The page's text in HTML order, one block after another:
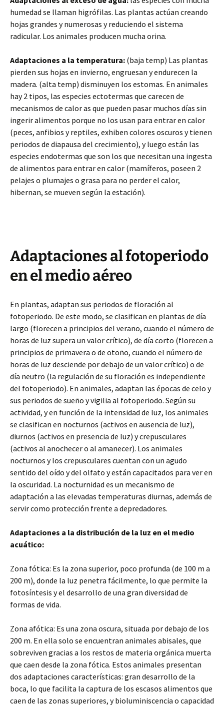
humedad se llaman higrófilas. Las plantas actúan creando
hojas grandes y numerosas y reduciendo el sistema
radicular. Los animales producen mucha orina.
Adaptaciones a la temperatura: (baja temp) Las plantas
pierden sus hojas en invierno, engruesan y endurecen la
madera. (alta temp) disminuyen los estomas. En animales
hay 2 tipos, las especies ectotermas que carecen de
mecanismos de calor as que pueden pasar muchos días sin
ingerir alimentos porque no los usan para entrar en calor
(peces, anfibios y reptiles, exhiben colores oscuros y tienen
periodos de diapausa del crecimiento), y luego están las
especies endotermas que son los que necesitan una ingesta
de alimentos para entrar en calor (mamíferos, poseen 2
pelajes o plumajes o grasa para no perder el calor,
hibernan, se mueven según la estación).
Adaptaciones al fotoperiodo
en el medio aéreo
En plantas, adaptan sus periodos de floración al
fotoperiodo. De este modo, se clasifican en plantas de día
largo (florecen a principios del verano, cuando el número de
horas de luz supera un valor crítico), de día corto (florecen a
principios de primavera o de otoño, cuando el número de
horas de luz desciende por debajo de un valor crítico) o de
día neutro (la regulación de su floración es independiente
del fotoperiodo). En animales, adaptan las épocas de celo y
sus periodos de sueño y vigilia al fotoperiodo. Según su
actividad, y en función de la intensidad de luz, los animales
se clasifican en nocturnos (activos en ausencia de luz),
diurnos (activos en presencia de luz) y crepusculares
(activos al anochecer o al amanecer). Los animales
nocturnos y los crepusculares cuentan con un agudo
sentido del oído y del olfato y están capacitados para ver en
la oscuridad. La nocturnidad es un mecanismo de
adaptación a las elevadas temperaturas diurnas, además de
servir como protección frente a depredadores.
Adaptaciones a la distribución de la luz en el medio
acuático:
Zona fótica: Es la zona superior, poco profunda (de 100 m a
200 m), donde la luz penetra fácilmente, lo que permite la
fotosíntesis y el desarrollo de una gran diversidad de
formas de vida.
Zona afótica: Es una zona oscura, situada por debajo de los
200 m. En ella solo se encuentran animales abisales, que
sobreviven gracias a los restos de materia orgánica muerta
que caen desde la zona fótica. Estos animales presentan
dos adaptaciones características: gran desarrollo de la
boca, lo que facilita la captura de los escasos alimentos que
caen de las zonas superiores, y bioluminiscencia o capacidad